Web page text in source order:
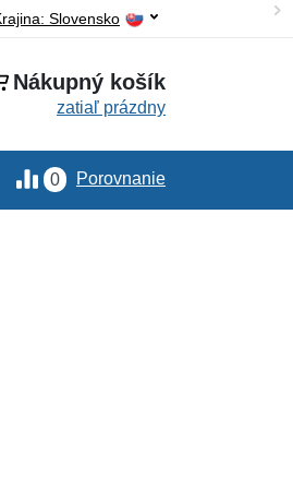
Slovensko
Nákupný košík
zatiaľ prázdny
0 Porovnanie